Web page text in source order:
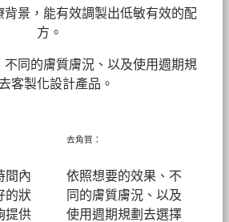
背景，能有效調製出低敏有效的配
方。
不同的膚質膚況、以及使用週期規
客製化設計產品。
間內
的狀
提供
去角質：
依照想要的效果、不
同的膚質膚況、以及
使用週期規劃去選擇